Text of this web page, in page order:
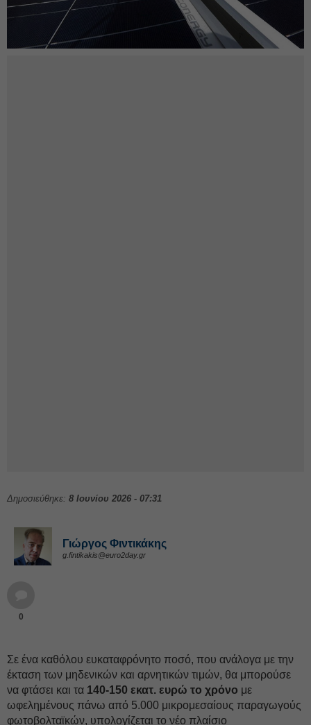
Δημοσιεύθηκε: 8 Ιουνίου 2026 - 07:31
Γιώργος Φιντικάκης
g.fintikakis@euro2day.gr
0
Σε ένα καθόλου ευκαταφρόνητο ποσό, που ανάλογα με την
έκταση των μηδενικών και αρνητικών τιμών, θα μπορούσε
να φτάσει και τα 140-150 εκατ. ευρώ το χρόνο με
ωφελημένους πάνω από 5.000 μικρομεσαίους παραγωγούς
φωτοβολταϊκών, υπολογίζεται το νέο πλαίσιο